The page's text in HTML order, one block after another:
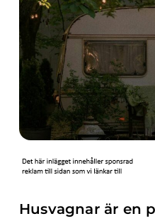
Husvagnar är en